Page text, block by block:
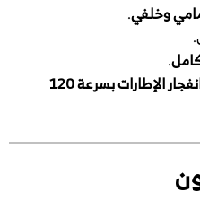
.
.
انفجار الإطارات بسرعة 120